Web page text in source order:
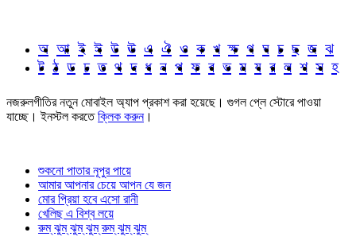
অ আ ই ঈ উ ঊ এ ঐ ও ক খ ক্ষ গ ঘ চ ছ জ ঝ
ট ঠ ড ঢ ত থ দ ধ ন প ফ ব ভ ম য র ল শ স হ
নজরুলগীতির নতুন মোবাইল অ্যাপ প্রকাশ করা হয়েছে। গুগল প্লে স্টোরে পাওয়া
যাচ্ছে। ইনস্টল করতেক্লিক করুন।
শুকনো পাতার নূপুর পায়ে
আমার আপনার চেয়ে আপন যে জন
মোর প্রিয়া হবে এসো রানী
খেলিছ এ বিশ্ব লয়ে
রুম্ ঝুম্ ঝুম্ ঝুম্ রুম্ ঝুম্ ঝুম্